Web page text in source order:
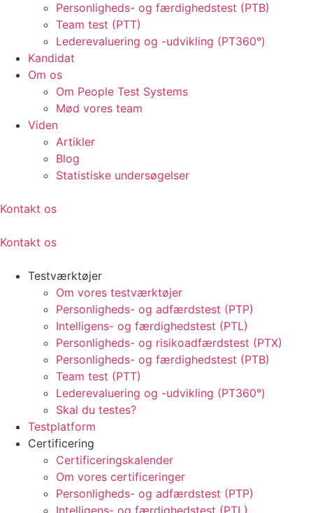
Personligheds- og færdighedstest (PTB)
Team test (PTT)
Lederevaluering og -udvikling (PT360°)
Kandidat
Om os
Om People Test Systems
Mød vores team
Viden
Artikler
Blog
Statistiske undersøgelser
Kontakt os
Kontakt os
Testværktøjer
Om vores testværktøjer
Personligheds- og adfærdstest (PTP)
Intelligens- og færdighedstest (PTL)
Personligheds- og risikoadfærdstest (PTX)
Personligheds- og færdighedstest (PTB)
Team test (PTT)
Lederevaluering og -udvikling (PT360°)
Skal du testes?
Testplatform
Certificering
Certificeringskalender
Om vores certificeringer
Personligheds- og adfærdstest (PTP)
Intelligens- og færdighedstest (PTL)